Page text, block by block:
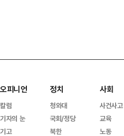
오피니언
칼럼
기자의 눈
기고
정치
청와대
국회/정당
북한
사회
사건사고
교육
노동